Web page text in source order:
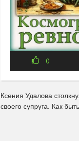
0
Ксения Удалова
своего супруга. Как